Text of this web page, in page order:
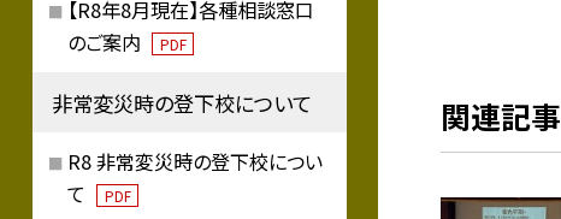
関連記事
【R8年8月現在】各種相談窓口
のご案内
PDF
非常変災時の登下校について
R8 非常変災時の登下校につい
て
PDF